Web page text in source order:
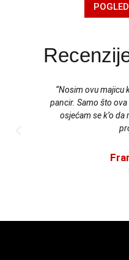
“Nosim ovu majicu
pancir. Samo što
osjećam se k’o